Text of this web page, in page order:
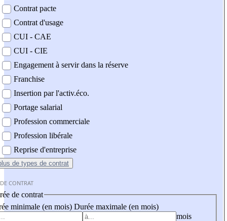
Contrat pacte
Contrat d'usage
CUI - CAE
CUI - CIE
Engagement à servir dans la réserve
Franchise
Insertion par l'activ.éco.
Portage salarial
Profession commerciale
Profession libérale
Reprise d'entreprise
de types de contrat
CONTRAT
de contrat
minimale (en mois) Durée maximale (en mois)
mois